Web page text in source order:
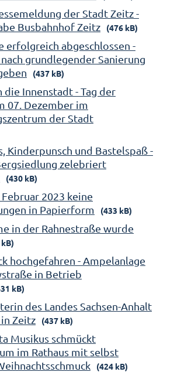
der Stadt Zeitz -
Busbahnhof Zeitz
(476 kB)
erfolgreich abgeschlossen -
grundlegender Sanierung
(437 kB)
die Innenstadt - Tag der
07. Dezember im
der Stadt
Kinderpunsch und Bastelspaß -
zelebriert
(430 kB)
2023 keine
in Papierform
(433 kB)
in der Rahnestraße wurde
hochgefahren - Ampelanlage
in Betrieb
kB)
des Landes Sachsen-Anhalt
in Zeitz
(437 kB)
Musikus schmückt
im Rathaus mit selbst
(424 kB)